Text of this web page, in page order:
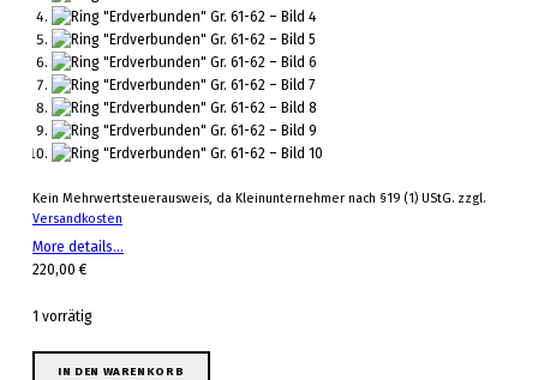
Kein Mehrwertsteuerausweis, da Kleinunternehmer nach §19 (1) UStG. zzgl.
Versandkosten
More details…
220,00€
1 vorrätig
Ring "Erdverbunden" Gr. 61-62 Menge
IN DEN WARENKORB